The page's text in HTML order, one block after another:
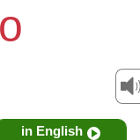
in English